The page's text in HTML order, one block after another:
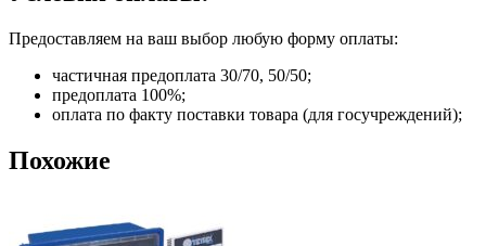
Предоставляем на ваш выбор любую форму оплаты:
частичная предоплата 30/70, 50/50;
предоплата 100%;
оплата по факту поставки товара (для госучреждений);
Похожие